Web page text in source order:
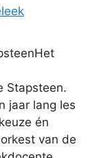
Stapsteen.
jaar lang les
én
van de